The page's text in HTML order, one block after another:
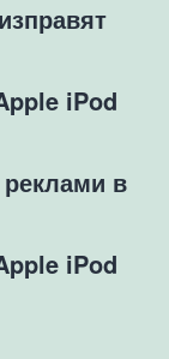
iPod
в
iPod